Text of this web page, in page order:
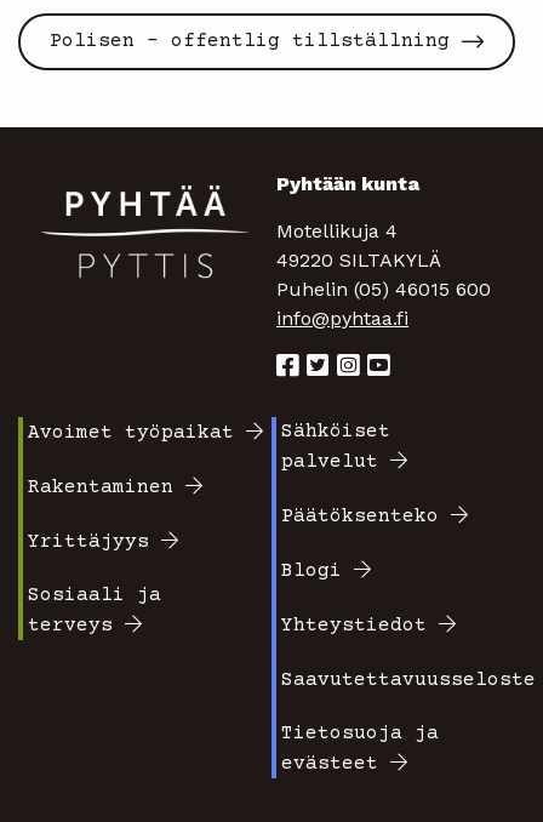
Polisen - offentlig tillställning
Pyhtään kunta
Motellikuja 4
49220 SILTAKYLÄ
Puhelin (05) 46015 600
info@pyhtaa.fi
valikko
1
Avoimet työpaikat
Rakentaminen
Yrittäjyys
Sosiaali ja
terveys
Footer
2
Sähköiset
palvelut
Päätöksenteko
Blogi
Yhteystiedot
Saavutettavuusseloste
Tietosuoja ja
evästeet